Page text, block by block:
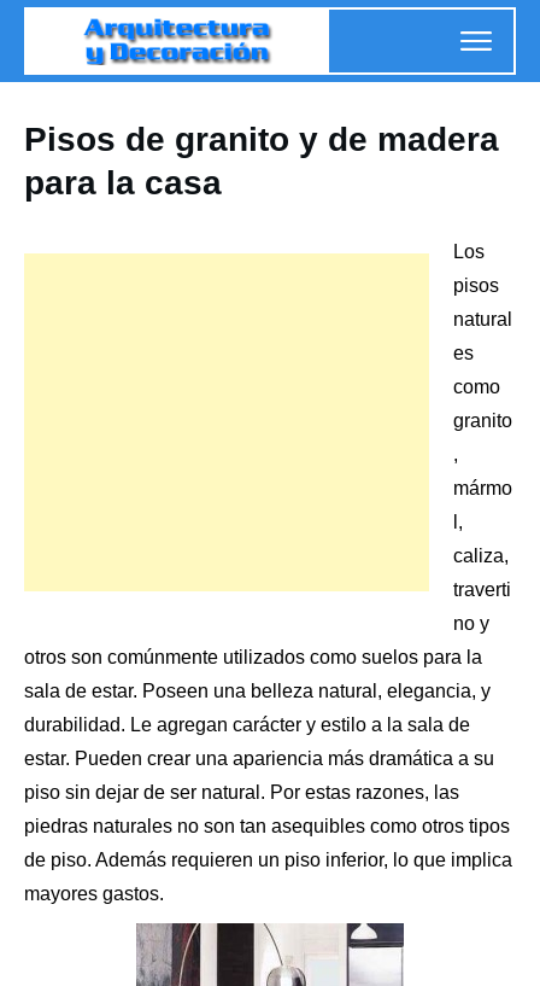
Pisos de granito y de madera
para la casa
Los
pisos
natural
es
como
granito
,
mármo
l,
caliza,
traverti
no y
otros son comúnmente utilizados como suelos para la
sala de estar. Poseen una belleza natural, elegancia, y
durabilidad. Le agregan carácter y estilo a la sala de
estar. Pueden crear una apariencia más dramática a su
piso sin dejar de ser natural. Por estas razones, las
piedras naturales no son tan asequibles como otros tipos
de piso. Además requieren un piso inferior, lo que implica
mayores gastos.